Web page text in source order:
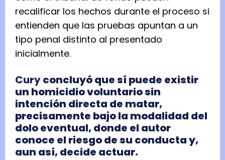
recalificar los hechos durante el proceso si
entienden que las pruebas apuntan a un
tipo penal distinto al presentado
inicialmente.
Curyconcluyó que sí puede existir
un homicidio voluntario sin
intención directa de matar,
precisamente bajo la modalidad del
dolo eventual, donde el autor
conoce el riesgo de su conducta y,
aun así, decide actuar.